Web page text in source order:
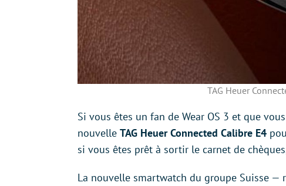
TAG Heuer
Si vous êtes un fan de Wear OS 3 et que
nouvelle TAG Heuer Connected Calibre E4
si vous êtes prêt à sortir le carnet de
La nouvelle smartwatch du groupe Suisse —